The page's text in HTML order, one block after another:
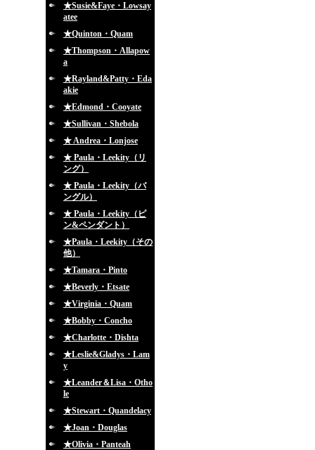
★Susie&Faye・Lowsay
atee
★Quinton・Quam
★Thompson・Allapow
a
★Rayland&Patty・Eda
akie
★Edmond・Cooyate
★Sullivan・Shebola
★ Andrea・Lonjose
★ Paula・Leekity（リ
ング）
★ Paula・Leekity（バ
ングル）
★ Paula・Leekity（ピ
ン&ペンダント）
★Paula・Leekity（その
他）
★Tamara・Pinto
★Beverly・Etsate
★Virginia・Quam
★Bobby・Concho
★Charlotte・Dishta
★Leslie&Gladys・Lam
y
★Leander＆Lisa・Otho
le
★Stewart・Quandelacy
★Joan・Douglas
★Olivia・Panteah